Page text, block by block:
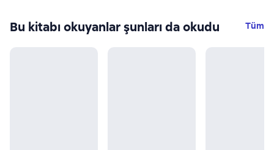
Bu kitabı okuyanlar şunları da okudu Tüm